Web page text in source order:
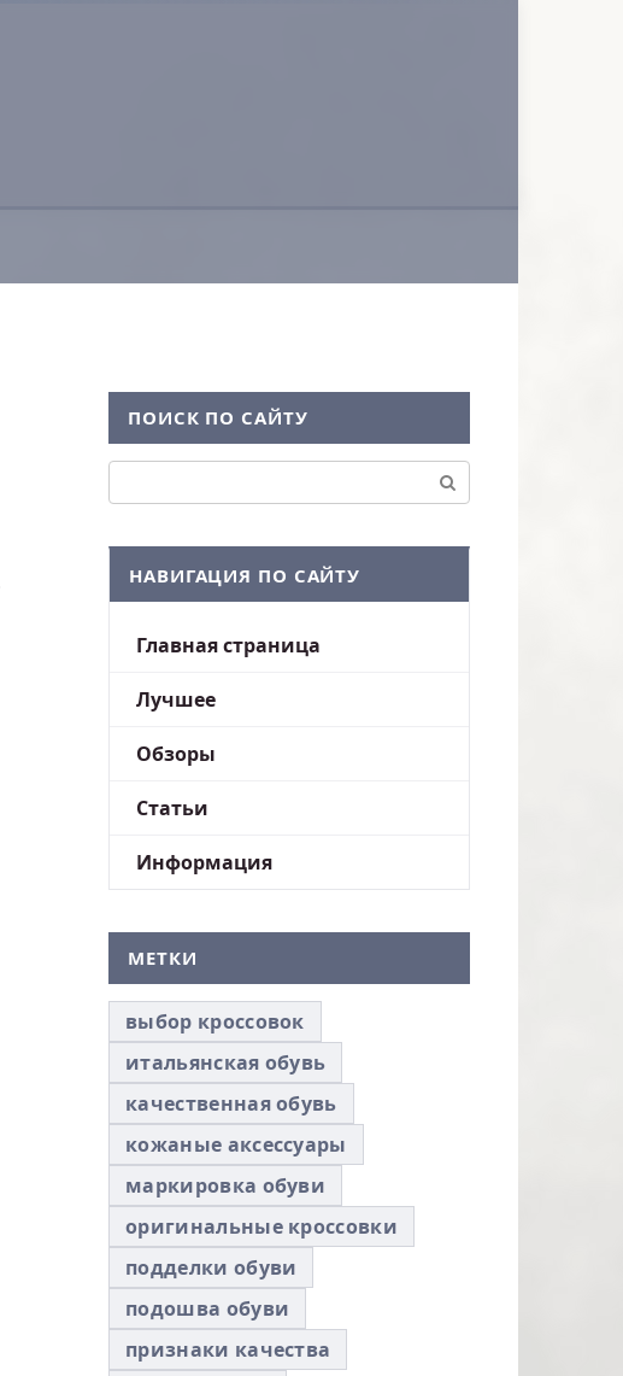
ПОИСК ПО САЙТУ
НАВИГАЦИЯ ПО САЙТУ
Главная страница
Лучшее
Обзоры
Статьи
Информация
МЕТКИ
выбор кроссовок
итальянская обувь
качественная обувь
кожаные аксессуары
маркировка обуви
оригинальные кроссовки
подделки обуви
подошва обуви
признаки качества